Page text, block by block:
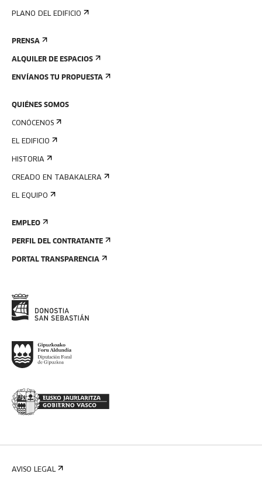
PLANO DEL EDIFICIO
PRENSA
ALQUILER DE ESPACIOS
ENVÍANOS TU PROPUESTA
QUIÉNES SOMOS
CONÓCENOS
EL EDIFICIO
HISTORIA
CREADO EN TABAKALERA
EL EQUIPO
EMPLEO
PERFIL DEL CONTRATANTE
PORTAL TRANSPARENCIA
AVISO LEGAL